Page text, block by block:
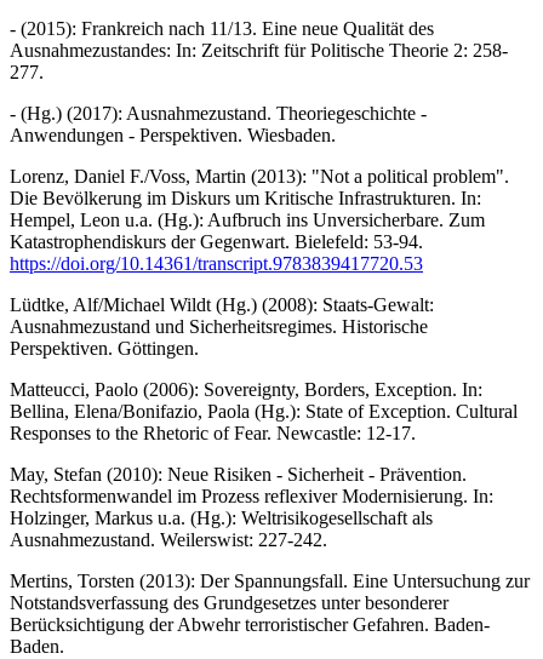
- (2015): Frankreich nach 11/13. Eine neue Qualität des
Ausnahmezustandes: In: Zeitschrift für Politische Theorie 2: 258-
277.
- (Hg.) (2017): Ausnahmezustand. Theoriegeschichte -
Anwendungen - Perspektiven. Wiesbaden.
Lorenz, Daniel F./Voss, Martin (2013): "Not a political problem".
Die Bevölkerung im Diskurs um Kritische Infrastrukturen. In:
Hempel, Leon u.a. (Hg.): Aufbruch ins Unversicherbare. Zum
Katastrophendiskurs der Gegenwart. Bielefeld: 53-94.
https://doi.org/10.14361/transcript.9783839417720.53
Lüdtke, Alf/Michael Wildt (Hg.) (2008): Staats-Gewalt:
Ausnahmezustand und Sicherheitsregimes. Historische
Perspektiven. Göttingen.
Matteucci, Paolo (2006): Sovereignty, Borders, Exception. In:
Bellina, Elena/Bonifazio, Paola (Hg.): State of Exception. Cultural
Responses to the Rhetoric of Fear. Newcastle: 12-17.
May, Stefan (2010): Neue Risiken - Sicherheit - Prävention.
Rechtsformenwandel im Prozess reflexiver Modernisierung. In:
Holzinger, Markus u.a. (Hg.): Weltrisikogesellschaft als
Ausnahmezustand. Weilerswist: 227-242.
Mertins, Torsten (2013): Der Spannungsfall. Eine Untersuchung zur
Notstandsverfassung des Grundgesetzes unter besonderer
Berücksichtigung der Abwehr terroristischer Gefahren. Baden-
Baden.